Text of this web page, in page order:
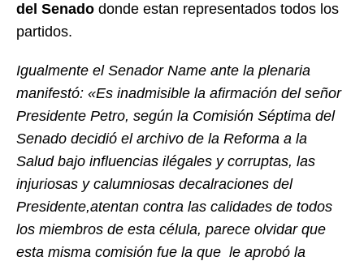
del Senado donde estan representados todos los
partidos.
Igualmente el Senador Name ante la plenaria
manifestó: «Es inadmisible la afirmación del señor
Presidente Petro, según la Comisión Séptima del
Senado decidió el archivo de la Reforma a la
Salud bajo influencias ilégales y corruptas, las
injuriosas y calumniosas decalraciones del
Presidente,atentan contra las calidades de todos
los miembros de esta célula, parece olvidar que
esta misma comisión fue la que le aprobó la